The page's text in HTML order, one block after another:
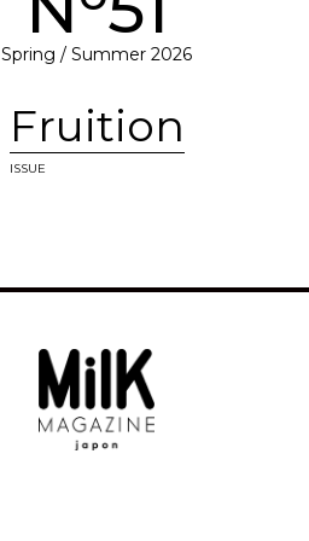
Spring / Summer 2026
Fruition
ISSUE